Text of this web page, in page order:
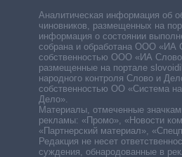
Аналитическая информация об
чиновников, размещенных на
информация о состоянии
собрана и обработана ООО «ИА
собственностью ООО «ИА
размещенные на портале
народного контроля Слово и
собственностью ОО «Система
Дело».
Материалы, отмеченные
рекламы: «Промо», «Новости
«Партнерский материал»,
Редакция не несет
суждения, обнародованные в